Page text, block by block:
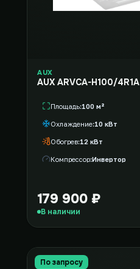
AUX
AUX ARVCA-H100/4R1A
Площадь 100 м²
Охлаждение 10 кВт
Обогрев 12 кВт
Компрессор Инвертор
179 900 ₽
В наличии
По запросу